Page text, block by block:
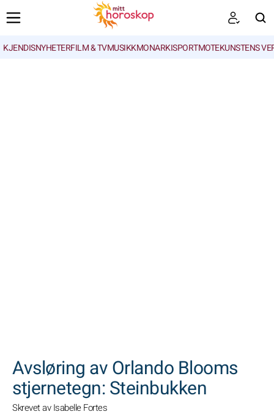
KJENDISNYHETERFILM & TVMUSIKKMONARKISPORTMOTEKUNSTENS
Avsløring av Orlando Blooms
stjernetegn: Steinbukken
Skrevet av Isabelle Fortes